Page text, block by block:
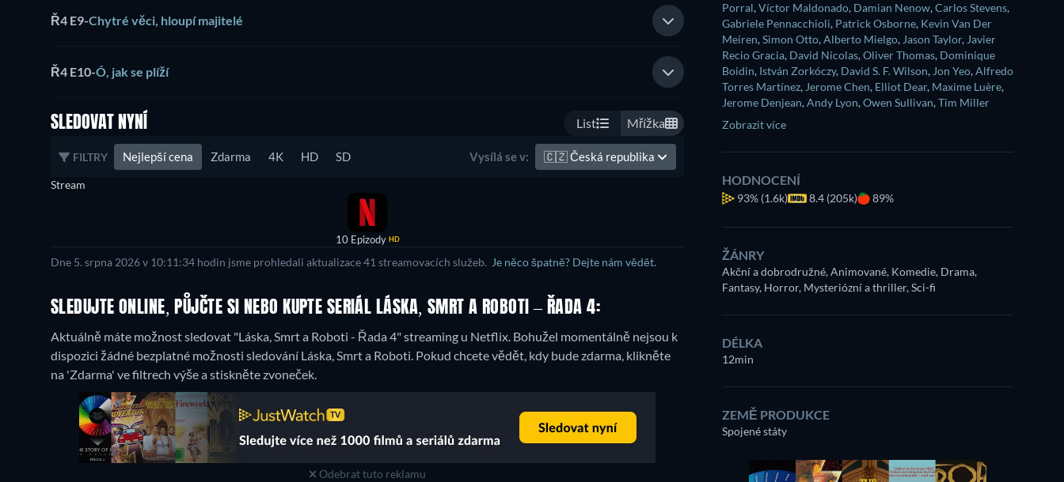
Ř4 E9-Chytré věci, hloupí majitelé
Ř4 E10-Ó, jak se plíží
SLEDOVAT NYNÍ List Mřížka
FILTRY Nejlepší cena Zdarma 4K HD SD Vysílá se v: 🇨🇿Česká republika
Stream
10 Epizody HD
Dne 5. srpna 2026 v 10:11:34 hodin jsme prohledali aktualizace 41 streamovacích služeb. Je něco špatně? Dejte nám vědět.
SLEDUJTE ONLINE, PŮJČTE SI NEBO KUPTE SERIÁL LÁSKA, SMRT A ROBOTI – ŘADA 4:
Aktuálně máte možnost sledovat "Láska, Smrt a Roboti - Řada 4" streaming u Netflix. Bohužel momentálně nejsou k
dispozici žádné bezplatné možnosti sledování Láska, Smrt a Roboti. Pokud chcete vědět, kdy bude zdarma, klikněte
na 'Zdarma' ve filtrech výše a stiskněte zvoneček.
Odebrat tuto reklamu
Porral,Víctor Maldonado, Damian Nenow,Carlos Stevens,
Gabriele Pennacchioli, Patrick Osborne, Kevin Van Der
Meiren,Simon Otto,Alberto Mielgo, Jason Taylor, Javier
Recio Gracia, David Nicolas,Oliver Thomas, Dominique
Boidin, István Zorkóczy, David S. F. Wilson, Jon Yeo,Alfredo
Torres Martínez, Jerome Chen, Elliot Dear, Maxime Luère,
Jerome Denjean,Andy Lyon,Owen Sullivan,Tim Miller
Zobrazit více
HODNOCENÍ
93% (1.6k) 8.4 (205k) 89%
ŽÁNRY
Akční a dobrodružné, Animované, Komedie, Drama,
Fantasy, Horror, Mysteriózní a thriller, Sci-fi
DÉLKA
12min
ZEMĚ PRODUKCE
Spojené státy